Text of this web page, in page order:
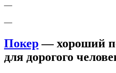
—
—
Покер— хороший
для дорогого